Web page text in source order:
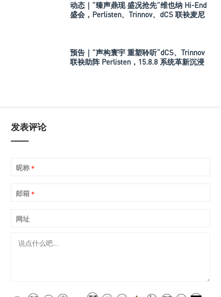
动态｜”臻声鼎现 盛况抢先”维也纳 Hi-End
盛会，Perlisten、Trinnov、dCS 联袂麦尼
预告｜”声构寰宇 重塑聆听“dCS、Trinnov
联袂助阵 Perlisten，15.8.8 系统革新沉浸
发表评论
昵称 *
邮箱 *
网址